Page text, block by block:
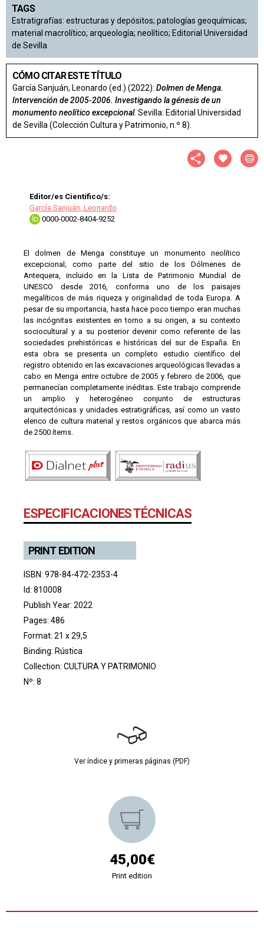
TAGS
Estratigrafías: estructuras y depósitos; patologías geoquímicas;
material macrolítico; arqueología; neolítico; Editorial Universidad
de Sevilla.
CÓMO CITAR ESTE TÍTULO
García Sanjuán, Leonardo (ed.) (2022): Dolmen de Menga.
Intervención de 2005-2006. Investigando la génesis de un
monumento neolítico excepcional. Sevilla: Editorial Universidad
de Sevilla (Colección Cultura y Patrimonio, n.º 8).
Editor/es Cientifico/s:
García Sanjuán, Leonardo
0000-0002-8404-9252
El dolmen de Menga constituye un monumento neolítico
excepcional; como parte del sitio de los Dólmenes de
Antequera, incluido en la Lista de Patrimonio Mundial de
UNESCO desde 2016, conforma uno de los paisajes
megalíticos de más riqueza y originalidad de toda Europa. A
pesar de su importancia, hasta hace poco tiempo eran muchas
las incógnitas existentes en torno a su origen, a su contexto
sociocultural y a su posterior devenir como referente de las
sociedades prehistóricas e históricas del sur de España. En
esta obra se presenta un completo estudio científico del
registro obtenido en las excavaciones arqueológicas llevadas a
cabo en Menga entre octubre de 2005 y febrero de 2006, que
permanecían completamente inéditas. Este trabajo comprende
un amplio y heterogéneo conjunto de estructuras
arquitectónicas y unidades estratigráficas, así como un vasto
elenco de cultura material y restos orgánicos que abarca más
de 2500 ítems.
ESPECIFICACIONES TÉCNICAS
PRINT EDITION
ISBN: 978-84-472-2353-4
Id: 810008
Publish Year: 2022
Pages: 486
Format: 21 x 29,5
Binding: Rústica
Collection: CULTURA Y PATRIMONIO
Nº: 8
Ver índice y primeras páginas (PDF)
45,00€
Print edition